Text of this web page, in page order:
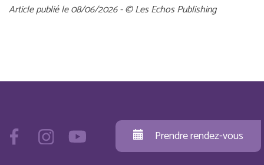
Article publié le 08/06/2026 - © Les Echos Publishing
Prendre rendez-vous